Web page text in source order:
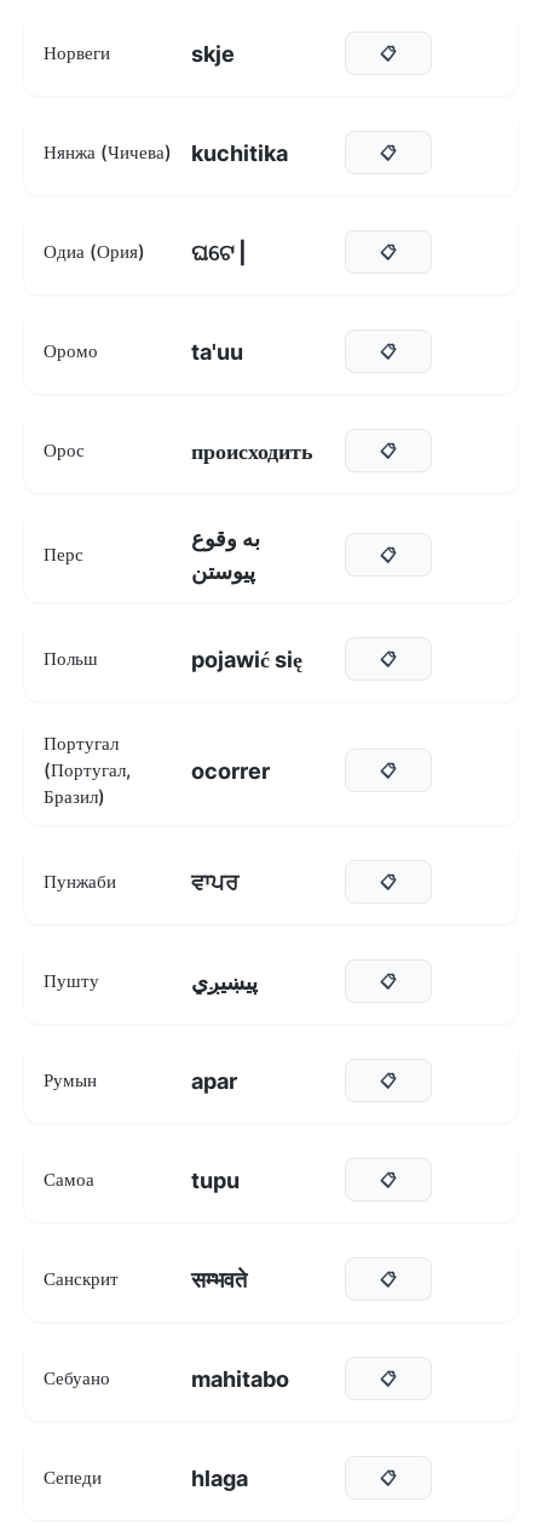
Норвеги skje 📋
Нянжа (Чичева) kuchitika 📋
Одиа (Ория) ଘଟେ | 📋
Оромо ta'uu 📋
Орос происходить 📋
Перс
به وقوع
پیوستن
📋
Польш pojawić się 📋
Португал
(Португал,
Бразил)
ocorrer 📋
Пунжаби ਵਾਪਰ 📋
Пушту پیښیږي 📋
Румын apar 📋
Самоа tupu 📋
Санскрит सम्भवते 📋
Себуано mahitabo 📋
Сепеди hlaga 📋